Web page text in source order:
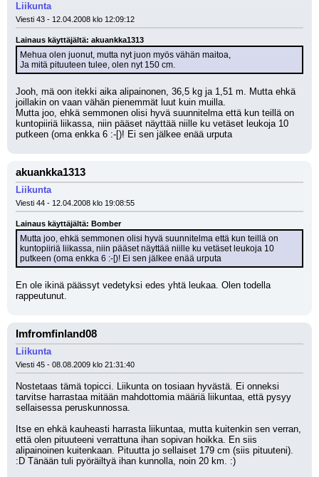
Liikunta
Viesti 43 - 12.04.2008 klo 12:09:12
Lainaus käyttäjältä: akuankka1313
Mehua olen juonut, mutta nyt juon myös vähän maitoa,
Ja mitä pituuteen tulee, olen nyt 150 cm.
Jooh, mä oon itekki aika alipainonen, 36,5 kg ja 1,51 m. Mutta ehkä
joillakin on vaan vähän pienemmät luut kuin muilla.
Mutta joo, ehkä semmonen olisi hyvä suunnitelma että kun teillä on
kuntopiiriä liikassa, niin pääset näyttää niille ku vetäset leukoja 10
putkeen (oma enkka 6 :-[)! Ei sen jälkee enää urputa
akuankka1313
Liikunta
Viesti 44 - 12.04.2008 klo 19:08:55
Lainaus käyttäjältä: Bomber
Mutta joo, ehkä semmonen olisi hyvä suunnitelma että kun teillä on
kuntopiiriä liikassa, niin pääset näyttää niille ku vetäset leukoja 10
putkeen (oma enkka 6 :-[)! Ei sen jälkee enää urputa
En ole ikinä päässyt vedetyksi edes yhtä leukaa. Olen todella
rappeutunut.
Imfromfinland08
Liikunta
Viesti 45 - 08.08.2009 klo 21:31:40
Nostetaas tämä topicci. Liikunta on tosiaan hyvästä. Ei onneksi
tarvitse harrastaa mitään mahdottomia määriä liikuntaa, että pysyy
sellaisessa peruskunnossa.
Itse en ehkä kauheasti harrasta liikuntaa, mutta kuitenkin sen verran,
että olen pituuteeni verrattuna ihan sopivan hoikka. En siis
alipainoinen kuitenkaan. Pituutta jo sellaiset 179 cm (siis pituuteni).
:D Tänään tuli pyöräiltyä ihan kunnolla, noin 20 km. :)